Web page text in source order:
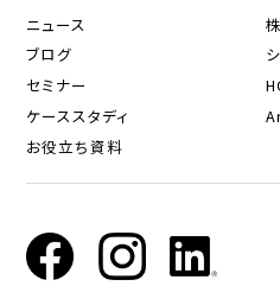
ニュース
ブログ
セミナー
ケーススタディ
お役立ち資料